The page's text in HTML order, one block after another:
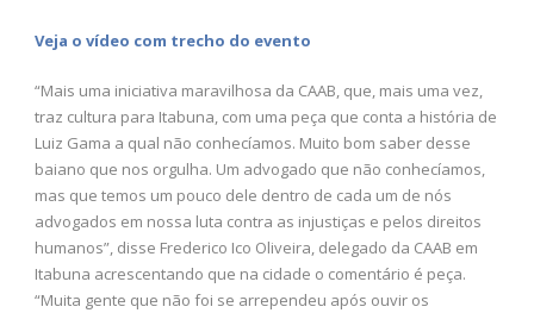
Veja o vídeo com trecho do evento
“Mais uma iniciativa maravilhosa da CAAB, que, mais uma vez,
traz cultura para Itabuna, com uma peça que conta a história de
Luiz Gama a qual não conhecíamos. Muito bom saber desse
baiano que nos orgulha. Um advogado que não conhecíamos,
mas que temos um pouco dele dentro de cada um de nós
advogados em nossa luta contra as injustiças e pelos direitos
humanos”, disse Frederico Ico Oliveira, delegado da CAAB em
Itabuna acrescentando que na cidade o comentário é peça.
“Muita gente que não foi se arrependeu após ouvir os